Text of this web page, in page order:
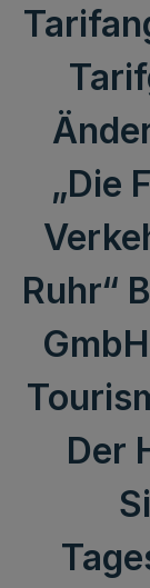
„Die
Ruhr“
Der